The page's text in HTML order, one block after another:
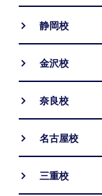
静岡校
金沢校
奈良校
名古屋校
三重校